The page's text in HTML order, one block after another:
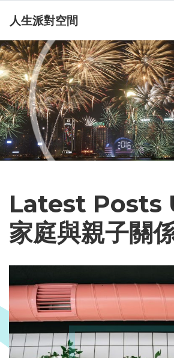
人生派對空間
Latest Posts
家庭與親子關